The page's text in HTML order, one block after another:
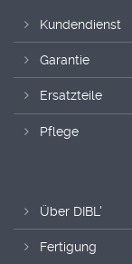
Kundendienst
Garantie
Ersatzteile
Pflege
Über DIBL'
Fertigung